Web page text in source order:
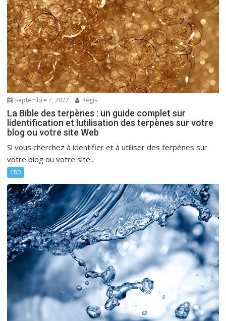
septembre 7, 2022 Régis
La Bible des terpènes : un guide complet sur
lidentification et lutilisation des terpènes sur votre
blog ou votre site Web
Si vous cherchez à identifier et à utiliser des terpènes sur
votre blog ou votre site...
CBD